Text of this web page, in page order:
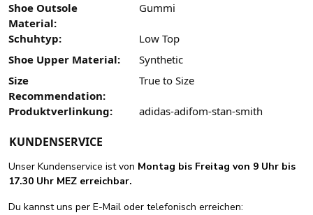
Shoe Outsole
Material:
Gummi
Schuhtyp:
Low Top
Shoe Upper Material:
Synthetic
Size
Recommendation:
True to Size
Produktverlinkung: adidas-adifom-stan-smith
KUNDENSERVICE
Unser Kundenservice ist von Montag bis Freitag von 9 Uhr bis
17.30 Uhr MEZ erreichbar.
Du kannst uns per E-Mail oder telefonisch erreichen: